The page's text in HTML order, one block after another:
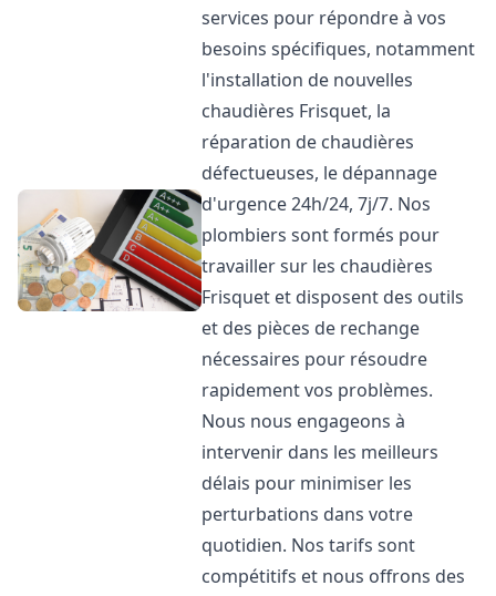
services pour répondre à vos
besoins spécifiques, notamment
l'installation de nouvelles
chaudières Frisquet, la
réparation de chaudières
défectueuses, le dépannage
d'urgence 24h/24, 7j/7. Nos
plombiers sont formés pour
travailler sur les chaudières
Frisquet et disposent des outils
et des pièces de rechange
nécessaires pour résoudre
rapidement vos problèmes.
Nous nous engageons à
intervenir dans les meilleurs
délais pour minimiser les
perturbations dans votre
quotidien. Nos tarifs sont
compétitifs et nous offrons des